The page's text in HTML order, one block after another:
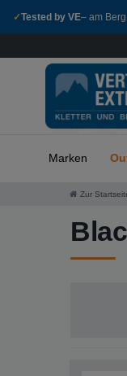
✓Tested by VE– am
Marken
Zur